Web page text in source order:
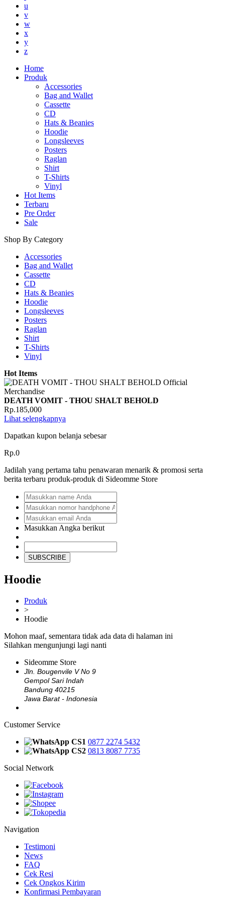
u
v
w
x
y
z
Home
Produk
Accessories
Bag and Wallet
Cassette
CD
Hats & Beanies
Hoodie
Longsleeves
Posters
Raglan
Shirt
T-Shirts
Vinyl
Hot Items
Terbaru
Pre Order
Sale
Shop By Category
Accessories
Bag and Wallet
Cassette
CD
Hats & Beanies
Hoodie
Longsleeves
Posters
Raglan
Shirt
T-Shirts
Vinyl
Hot Items
DEATH VOMIT - THOU SHALT BEHOLD
Rp.185,000
Lihat selengkapnya
Dapatkan kupon belanja sebesar
Rp.0
Jadilah yang pertama tahu penawaran menarik & promosi serta
berita terbaru produk-produk di Sideomme Store
Masukkan Angka berikut
SUBSCRIBE
Hoodie
Produk
>
Hoodie
Mohon maaf, sementara tidak ada data di halaman ini
Silahkan mengunjungi lagi nanti
Sideomme Store
Jln. Bougenvile V No 9
Gempol Sari Indah
Bandung 40215
Jawa Barat - Indonesia
Customer Service
CS1 0877 2274 5432
CS2 0813 8087 7735
Social Network
Navigation
Testimoni
News
FAQ
Cek Resi
Cek Ongkos Kirim
Konfirmasi Pembayaran